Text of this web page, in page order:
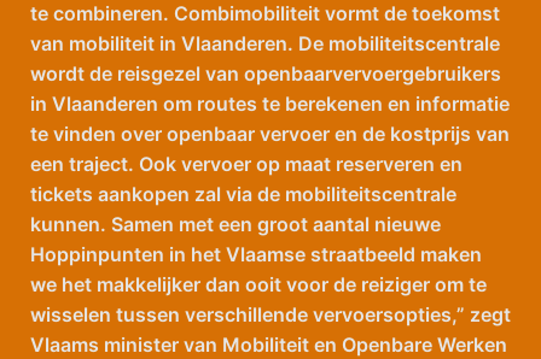
te combineren. Combimobiliteit vormt de toekomst
van mobiliteit in Vlaanderen. De mobiliteitscentrale
wordt de reisgezel van openbaarvervoergebruikers
in Vlaanderen om routes te berekenen en informatie
te vinden over openbaar vervoer en de kostprijs van
een traject. Ook vervoer op maat reserveren en
tickets aankopen zal via de mobiliteitscentrale
kunnen. Samen met een groot aantal nieuwe
Hoppinpunten in het Vlaamse straatbeeld maken
we het makkelijker dan ooit voor de reiziger om te
wisselen tussen verschillende vervoersopties,” zegt
Vlaams minister van Mobiliteit en Openbare Werken